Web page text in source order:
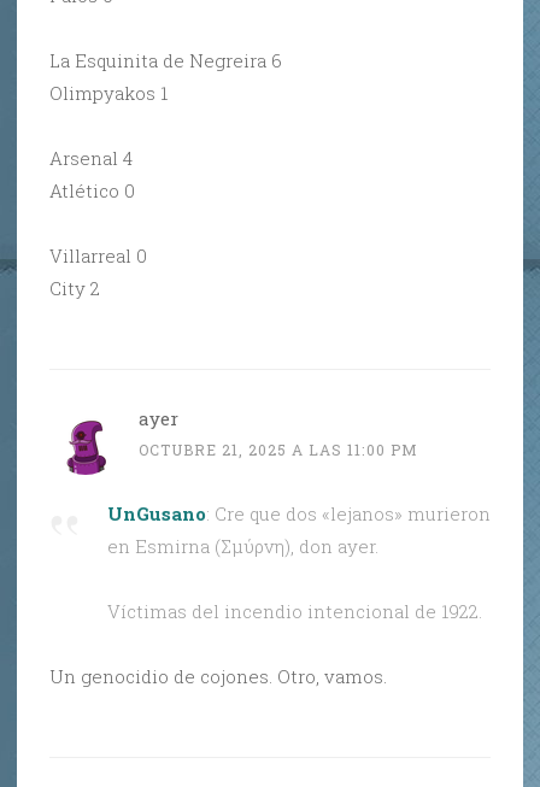
La Esquinita de Negreira 6
Olimpyakos 1
Arsenal 4
Atlético 0
Villarreal 0
City 2
ayer
OCTUBRE 21, 2025 A LAS 11:00 PM
UnGusano: Cre que dos «lejanos» murieron
en Esmirna (Σμύρνη), don ayer.
Víctimas del incendio intencional de 1922.
Un genocidio de cojones. Otro, vamos.